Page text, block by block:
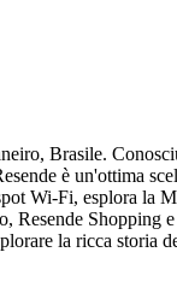
Brasile.
è un'ottima
Wi-Fi, esplora la
Shopping
la ricca storia